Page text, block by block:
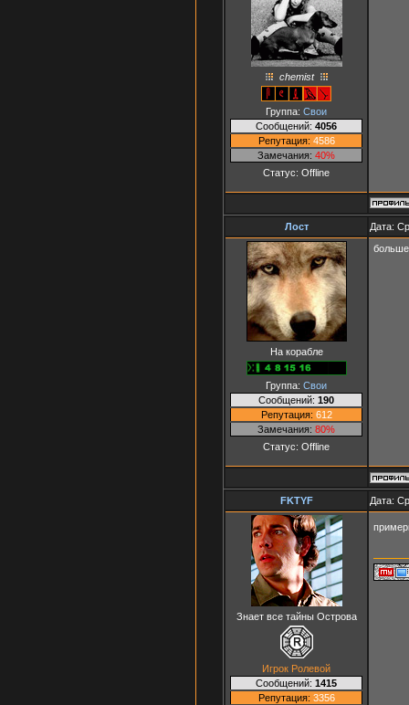
chemist
Группа: Свои
Сообщений: 4056
Репутация: 4586
Замечания: 40%
Статус: Offline
Лост Дата:
На корабле
Группа: Свои
Сообщений: 190
Репутация: 612
Замечания: 80%
Статус: Offline
больше
FKTYF Дата:
Знает все тайны Острова
Игрок Ролевой
Сообщений: 1415
Репутация: 3356